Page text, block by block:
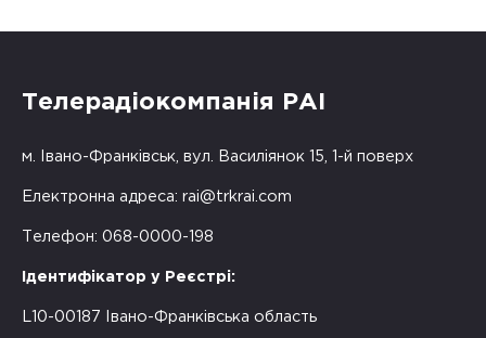
Телерадіокомпанія РАІ
м. Івано-Франківськ, вул. Василіянок 15, 1-й поверх
Електронна адреса: rai@trkrai.com
Телефон: 068-0000-198
Ідентифікатор у Реєстрі:
L10-00187 Івано-Франківська область